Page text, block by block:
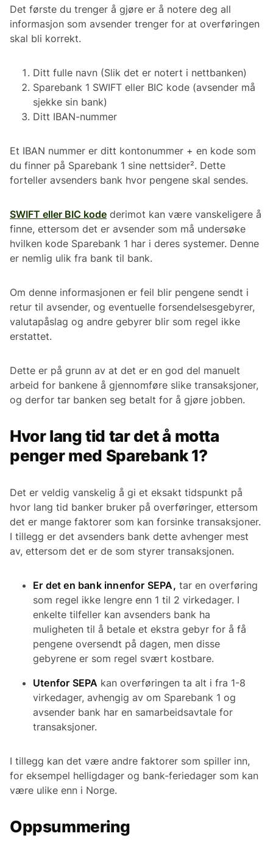
Det første du trenger å gjøre er å notere deg all
informasjon som avsender trenger for at overføringen
skal bli korrekt.
Ditt fulle navn (Slik det er notert i nettbanken)
Sparebank 1 SWIFT eller BIC kode (avsender må
sjekke sin bank)
Ditt IBAN-nummer
Et IBAN nummer er ditt kontonummer + en kode som
du finner på Sparebank 1 sine nettsider². Dette
forteller avsenders bank hvor pengene skal sendes.
SWIFT eller BIC kode derimot kan være vanskeligere å
finne, ettersom det er avsender som må undersøke
hvilken kode Sparebank 1 har i deres systemer. Denne
er nemlig ulik fra bank til bank.
Om denne informasjonen er feil blir pengene sendt i
retur til avsender, og eventuelle forsendelsesgebyrer,
valutapåslag og andre gebyrer blir som regel ikke
erstattet.
Dette er på grunn av at det er en god del manuelt
arbeid for bankene å gjennomføre slike transaksjoner,
og derfor tar banken seg betalt for å gjøre jobben.
Hvor lang tid tar det å motta
penger med Sparebank 1?
Det er veldig vanskelig å gi et eksakt tidspunkt på
hvor lang tid banker bruker på overføringer, ettersom
det er mange faktorer som kan forsinke transaksjoner.
I tillegg er det avsenders bank dette avhenger mest
av, ettersom det er de som styrer transaksjonen.
Er det en bank innenfor SEPA, tar en overføring
som regel ikke lengre enn 1 til 2 virkedager. I
enkelte tilfeller kan avsenders bank ha
muligheten til å betale et ekstra gebyr for å få
pengene oversendt på dagen, men disse
gebyrene er som regel svært kostbare.
Utenfor SEPA kan overføringen ta alt i fra 1-8
virkedager, avhengig av om Sparebank 1 og
avsender bank har en samarbeidsavtale for
transaksjoner.
I tillegg kan det være andre faktorer som spiller inn,
for eksempel helligdager og bank-feriedager som kan
være ulike enn i Norge.
Oppsummering